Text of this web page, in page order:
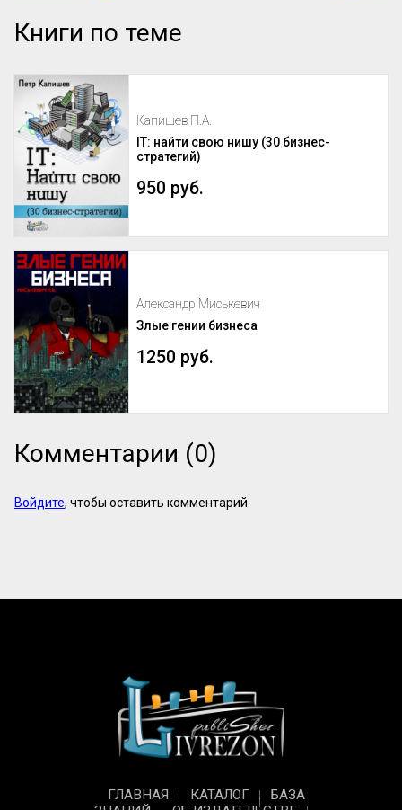
Книги по теме
Капишев П.А.
IT: найти свою нишу (30 бизнес-
стратегий)
950 руб.
Александр Миськевич
Злые гении бизнеса
1250 руб.
Комментарии (0)
Войдите, чтобы оставить комментарий.
ГЛАВНАЯ КАТАЛОГ
БАЗА